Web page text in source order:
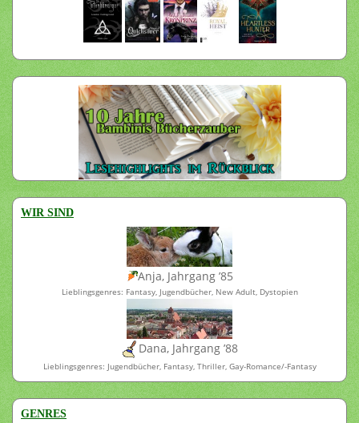
WIR SIND
Anja, Jahrgang ’85
Lieblingsgenres: Fantasy, Jugendbücher, New Adult, Dystopien
Dana, Jahrgang ’88
Lieblingsgenres: Jugendbücher, Fantasy, Thriller, Gay-Romance/-Fantasy
GENRES